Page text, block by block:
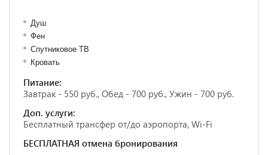
Душ
Фен
Спутниковое ТВ
Кровать
Питание:
Завтрак - 550 руб., Обед - 700 руб., Ужин - 700 руб.
Доп. услуги:
Бесплатный трансфер от/до аэропорта, Wi-Fi
БЕСПЛАТНАЯ отмена бронирования